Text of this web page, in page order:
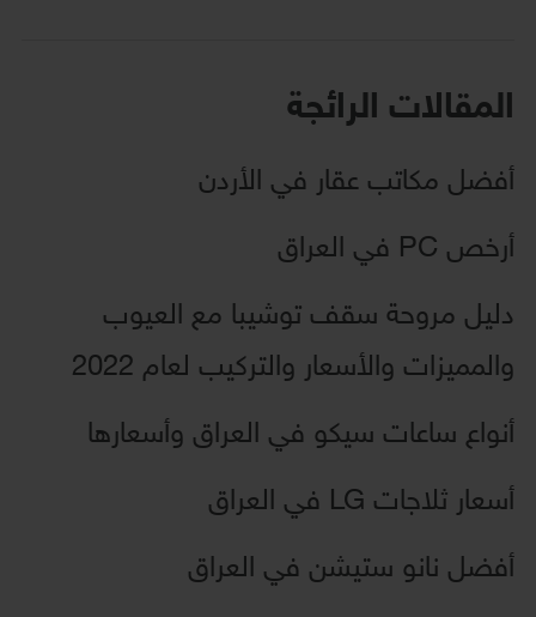
المقالات الرائجة
أفضل مكاتب عقار في الأردن
أرخص PC في العراق
دليل مروحة سقف توشيبا مع العيوب
والمميزات والأسعار والتركيب لعام 2022
أنواع ساعات سيكو في العراق وأسعارها
أسعار ثلاجات LG في العراق
أفضل نانو ستيشن في العراق